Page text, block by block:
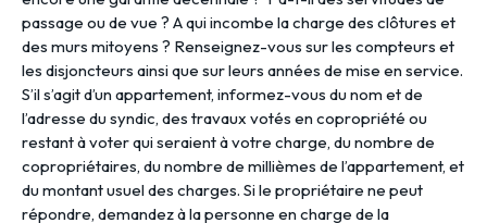
passage ou de vue ? A qui incombe la charge des clôtures et
des murs mitoyens ? Renseignez-vous sur les compteurs et
les disjoncteurs ainsi que sur leurs années de mise en service.
S’il s’agit d’un appartement, informez-vous du nom et de
l’adresse du syndic, des travaux votés en copropriété ou
restant à voter qui seraient à votre charge, du nombre de
copropriétaires, du nombre de millièmes de l’appartement, et
du montant usuel des charges. Si le propriétaire ne peut
répondre, demandez à la personne en charge de la